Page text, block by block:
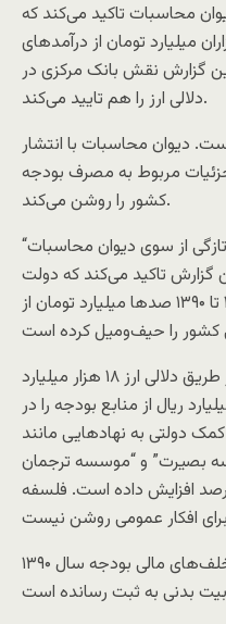
“تفریغ بودجه” سال ۱۳۹۰ دیوان محاسبات تاکید می‌کند که
در سال‌های ۸۷ تا ۹۰ هزاران میلیارد تومان از درآمدهای
گزارش نقش بانک‌ مرکزی در
دلالی ارز را هم تایید می‌کند.
دیوان محاسبات با انتشار
مربوط به مصرف بودجه
کشور را روشن می‌کند.
“گزارش تفریغ بودجه سال ۱۳۹۰” به تازگی از سوی دیوان محاسبات
گزارش تاکید می‌کند که دولت
احمدی‌نژاد در چهارساله ۱۳۸۷ تا ۱۳۹۰ صدها میلیارد تومان از
در این دوران بانک‌ مرکزی ایران از طریق دلالی ارز ۱۸ هزار میلیارد
ریال از منابع بودجه را در
کمک دولتی به نهادهایی مانند
بصیرت” و “موسسه ترجمان
را بین ۱۷۵ درصد تا ۲۸۳ درصد افزایش داده است. فلسفه
گزارش دیوان محاسبات بیشترین تخلف‌های مالی بودجه سال ۱۳۹۰